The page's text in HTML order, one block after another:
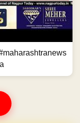
#maharashtranews